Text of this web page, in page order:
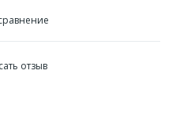
отзыв